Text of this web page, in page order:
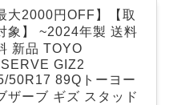
大2000円OFF】【取
象】 ~2024年製 送料
新品 TOYO
GIZ2
50R17 89Qトーヨー
ザーブ ギズ スタッド